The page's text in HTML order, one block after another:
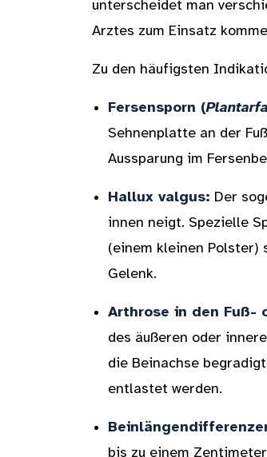
unterscheidet man
Arztes zum Einsatz
Zu den häufigsten
Fersensporn (
Sehnenplatte an der
Aussparung im
Hallux valgus: Der
innen neigt. Spezielle
(einem kleinen Polster)
Gelenk.
Arthrose in den Fuß-
des äußeren oder
die Beinachse
entlastet werden.
bis zu einem